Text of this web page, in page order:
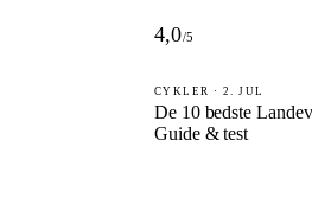
4,0/5
CYKLER · 2. JUL
De 10 bedste
Guide & test